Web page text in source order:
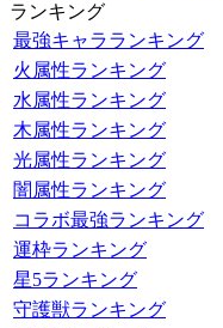
ランキング
最強キャラランキング
火属性ランキング
水属性ランキング
木属性ランキング
光属性ランキング
闇属性ランキング
コラボ最強ランキング
運枠ランキング
星5ランキング
守護獣ランキング